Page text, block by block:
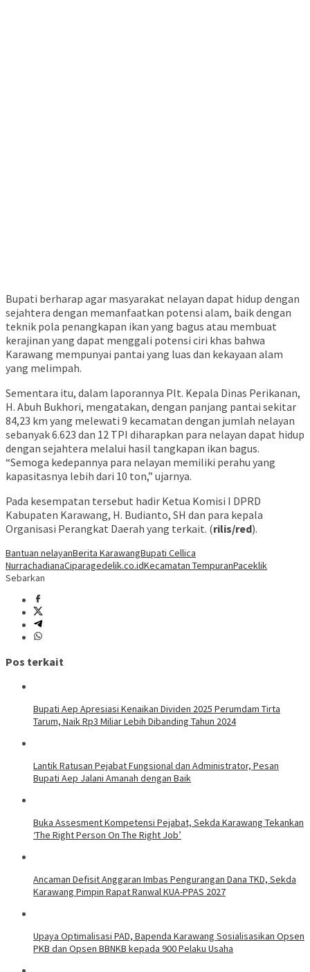
Bupati berharap agar masyarakat nelayan dapat hidup dengan
sejahtera dengan memanfaatkan potensi alam, baik dengan
teknik pola penangkapan ikan yang bagus atau membuat
kerajinan yang dapat menggali potensi ciri khas bahwa
Karawang mempunyai pantai yang luas dan kekayaan alam
yang melimpah.
Sementara itu, dalam laporannya Plt. Kepala Dinas Perikanan,
H. Abuh Bukhori, mengatakan, dengan panjang pantai sekitar
84,23 km yang melewati 9 kecamatan dengan jumlah nelayan
sebanyak 6.623 dan 12 TPI diharapkan para nelayan dapat hidup
dengan sejahtera melalui hasil tangkapan ikan bagus.
“Semoga kedepannya para nelayan memiliki perahu yang
kapasitasnya lebih dari 10 ton,” ujarnya.
Pada kesempatan tersebut hadir Ketua Komisi I DPRD
Kabupaten Karawang, H. Budianto, SH dan para kepala
Organisasi Perangkat Daerah yang terkait. (rilis/red).
Bantuan nelayanBerita KarawangBupati Cellica
NurrachadianaCiparagedelik.co.idKecamatan TempuranPaceklik
Sebarkan
Pos terkait
Bupati Aep Apresiasi Kenaikan Dividen 2025 Perumdam Tirta
Tarum, Naik Rp3 Miliar Lebih Dibanding Tahun 2024
Lantik Ratusan Pejabat Fungsional dan Administrator, Pesan
Bupati Aep Jalani Amanah dengan Baik
Buka Assesment Kompetensi Pejabat, Sekda Karawang Tekankan
‘The Right Person On The Right Job’
Ancaman Defisit Anggaran Imbas Pengurangan Dana TKD, Sekda
Karawang Pimpin Rapat Ranwal KUA-PPAS 2027
Upaya Optimalisasi PAD, Bapenda Karawang Sosialisasikan Opsen
PKB dan Opsen BBNKB kepada 900 Pelaku Usaha